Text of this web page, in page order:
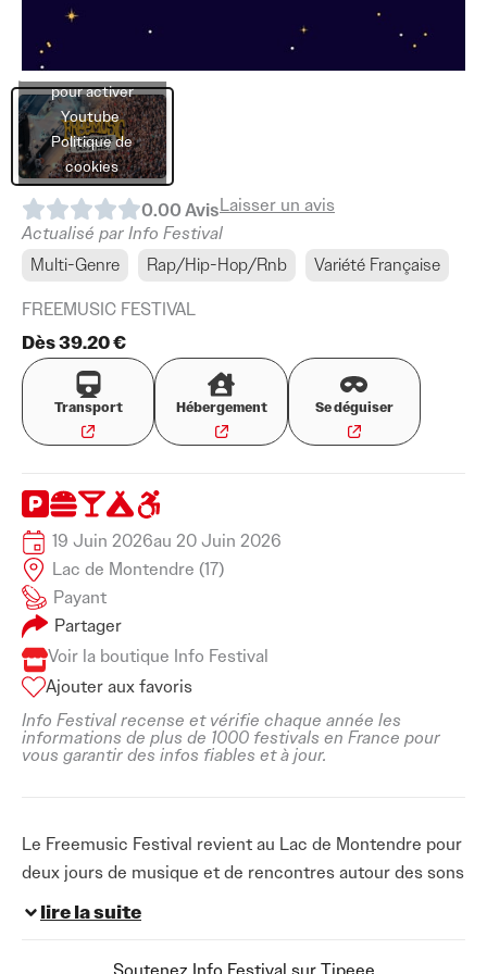
« J’accepte »
pour activer
Youtube
Politique de
cookies
J’accepte 0.00AvisLaisser un avis
Actualisé par Info Festival
Multi-Genre
Rap/Hip-Hop/Rnb
Variété Française
FREEMUSIC FESTIVAL
Dès 39.20 €
Transport Hébergement Se déguiser
19 Juin 2026au 20 Juin 2026
Lac de Montendre (17)
Payant
Partager
Voir la boutique Info Festival
Ajouter aux favoris
Info Festival recense et vérifie chaque année les
informations de plus de 1000 festivals en France pour
vous garantir des infos fiables et à jour.
Le Freemusic Festival revient au Lac de Montendre pour
deux jours de musique et de rencontres autour des sons
qui font bouger. Du 27 au 28 juin 2025, le site naturel du
lac devient un véritable point de rendez-vous pour tous
ceux qui cherchent à profiter d’une programmation
lire la suite